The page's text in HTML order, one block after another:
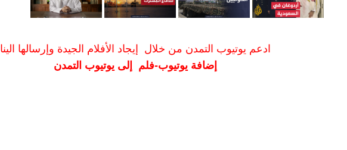
ادعم يوتيوب التمدن من خلال إيجاد الأفلام الجيدة وإرسالها الينا
إضافة يوتيوب-فلم إلى يوتيوب التمدن